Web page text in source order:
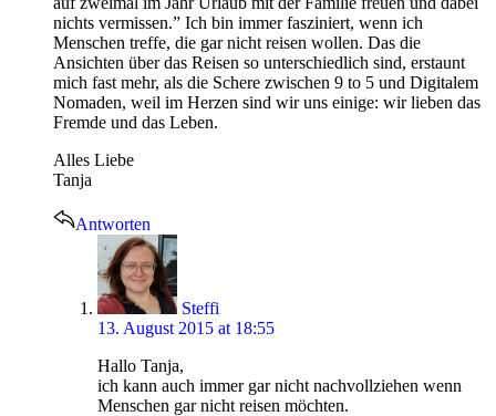
nichts vermissen.” Ich bin immer fasziniert, wenn ich
Menschen treffe, die gar nicht reisen wollen. Das die
Ansichten über das Reisen so unterschiedlich sind, erstaunt
mich fast mehr, als die Schere zwischen 9 to 5 und Digitalem
Nomaden, weil im Herzen sind wir uns einige: wir lieben das
Fremde und das Leben.
Alles Liebe
Tanja
Antworten
says:
Steffi
13. August 2015 at 18:55
Hallo Tanja,
ich kann auch immer gar nicht nachvollziehen wenn
Menschen gar nicht reisen möchten.